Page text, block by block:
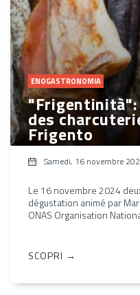
ENOGASTRONOMIA
"Frigentinità":
des
Frigento
Samedi, 16 novembre
Le 16 novembre 2024
dégustation animé par
ONAS Organisation
SCOPRI →